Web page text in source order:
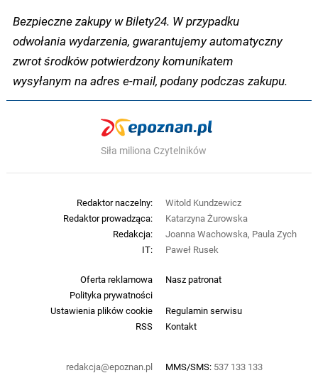
Bezpieczne zakupy w Bilety24. W przypadku
odwołania wydarzenia, gwarantujemy automatyczny
zwrot środków potwierdzony komunikatem
wysyłanym na adres e-mail, podany podczas zakupu.
Siła miliona Czytelników
Oferta reklamowa
Nasz patronat
Polityka prywatności
Ustawienia plików cookie
Regulamin serwisu
RSS
Kontakt
redakcja@epoznan.pl MMS/SMS: 537 133 133
Redaktor naczelny:
Witold Kundzewicz
Redaktor prowadząca:
Katarzyna Żurowska
Redakcja:
Joanna Wachowska, Paula Zych
IT:
Paweł Rusek